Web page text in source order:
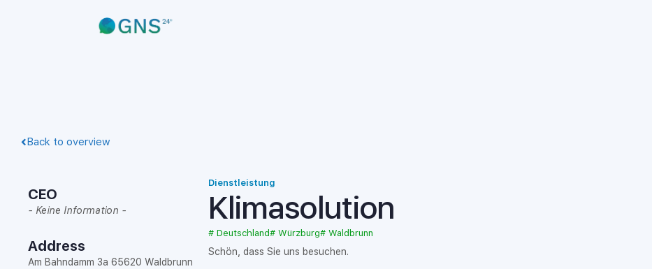
Back to overview
CEO
- Keine Information -
Address
Am Bahndamm 3a 65620 Waldbrunn
Dienstleistung
Klimasolution
# Deutschland# Würzburg# Waldbrunn
Schön, dass Sie uns besuchen.